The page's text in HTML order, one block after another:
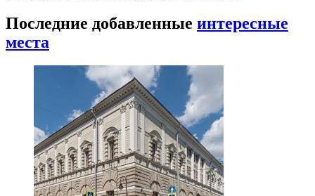
Последние добавленные интересные
места